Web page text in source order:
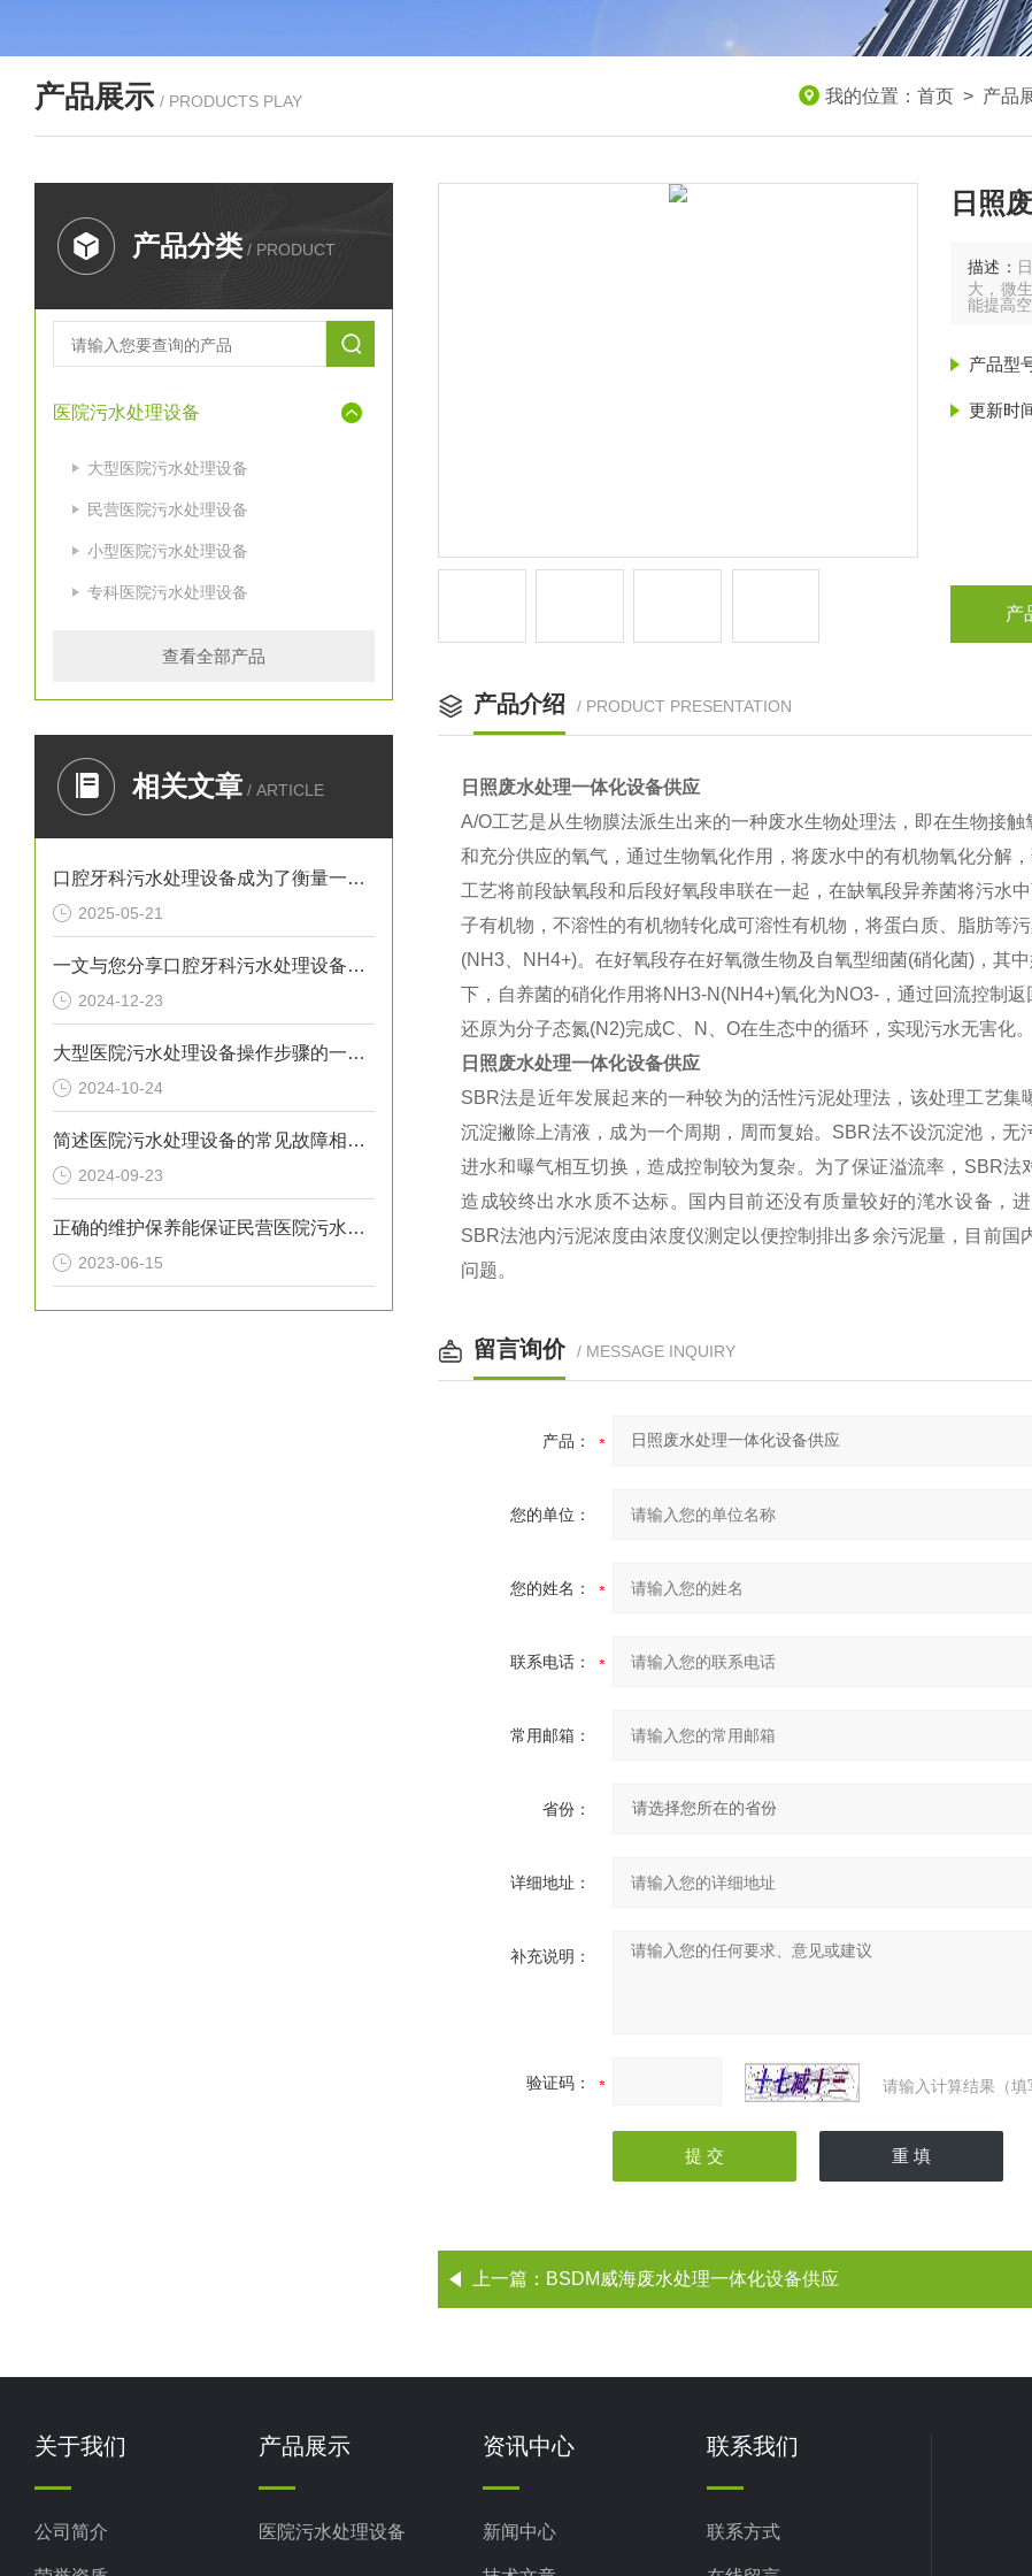
产品展示 / PRODUCTS PLAY 我的位置： 首页 > 产品
产品分类 / PRODUCT
医院污水处理设备
大型医院污水处理设备
民营医院污水处理设备
小型医院污水处理设备
专科医院污水处理设备
查看全部产品
相关文章 / ARTICLE
口腔牙科污水处理设备成为了衡量一家诊所是否负责任的重要标准
2025-05-21
一文与您分享口腔牙科污水处理设备的常见问题相应解决方法
2024-12-23
大型医院污水处理设备操作步骤的一般指南
2024-10-24
简述医院污水处理设备的常见故障相应解决方法
2024-09-23
正确的维护保养能保证民营医院污水处理设备正常运转
2023-06-15
日照
描述：
大，微
能提高
产品型
更新时
产
产品介绍 / PRODUCT PRESENTATION
日照废水处理一体化设备供应
A/O工艺是从生物膜法派生出来的一种废水生物处理法，即在生物接
和充分供应的氧气，通过生物氧化作用，将废水中的有机物氧化分解，
工艺将前段缺氧段和后段好氧段串联在一起，在缺氧段异养菌将污水
子有机物，不溶性的有机物转化成可溶性有机物，将蛋白质、脂肪等
(NH3、NH4+)。在好氧段存在好氧微生物及自氧型细菌(硝化菌)，其
下，自养菌的硝化作用将NH3-N(NH4+)氧化为NO3-，通过回流控制
还原为分子态氮(N2)完成C、N、O在生态中的循环，实现污水无害化。
日照废水处理一体化设备供应
SBR法是近年发展起来的一种较为的活性污泥处理法，该处理工艺
沉淀撇除上清液，成为一个周期，周而复始。SBR法不设沉淀池，无
进水和曝气相互切换，造成控制较为复杂。为了保证溢流率，SBR
造成较终出水水质不达标。国内目前还没有质量较好的滗水设备，
SBR法池内污泥浓度由浓度仪测定以便控制排出多余污泥量，目前
问题。
留言询价 / MESSAGE INQUIRY
产品：
您的单位：
您的姓名：
联系电话：
常用邮箱：
省份：
详细地址：
补充说明：
验证码： 请输入计算结果（
上一篇： BSDM威海废水处理一体化设备供应
关于我们
公司简介
产品展示
医院污水处理设备
资讯中心
新闻中心
联系我们
联系方式